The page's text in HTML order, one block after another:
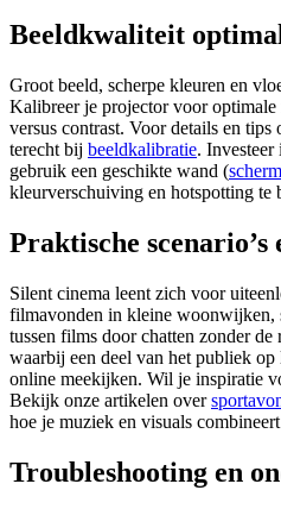
Beeldkwaliteit
Groot beeld, scherpe kleuren en
Kalibreer je projector voor optimale
versus contrast. Voor details en
terecht bij beeldkalibratie. Investeer
gebruik een geschikte wand (
kleurverschuiving en hotspotting te
Praktische
Silent cinema leent zich voor
filmavonden in kleine woonwijken,
tussen films door chatten zonder
waarbij een deel van het publiek op
online meekijken. Wil je inspiratie
Bekijk onze artikelen over
hoe je muziek en visuals
Troubleshooting en